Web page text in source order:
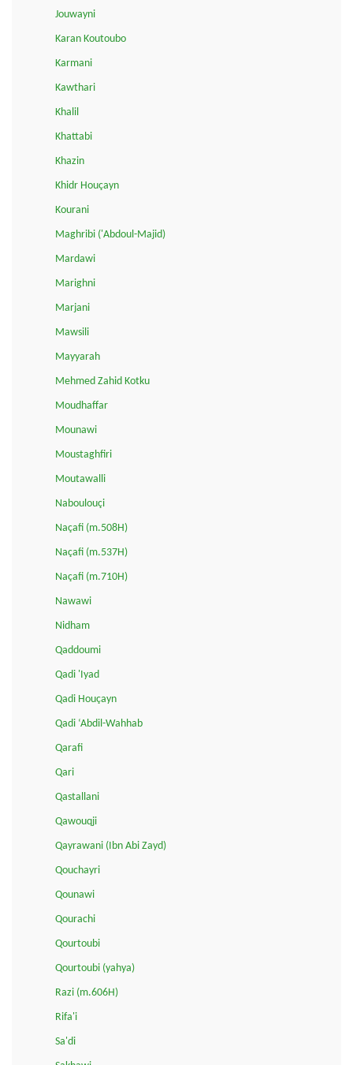
Jouwayni
Karan Koutoubo
Karmani
Kawthari
Khalil
Khattabi
Khazin
Khidr Houçayn
Kourani
Maghribi ('Abdoul-Majid)
Mardawi
Marighni
Marjani
Mawsili
Mayyarah
Mehmed Zahid Kotku
Moudhaffar
Mounawi
Moustaghfiri
Moutawalli
Naboulouçi
Naçafi (m.508H)
Naçafi (m.537H)
Naçafi (m.710H)
Nawawi
Nidham
Qaddoumi
Qadi 'Iyad
Qadi Houçayn
Qadi ‘Abdil-Wahhab
Qarafi
Qari
Qastallani
Qawouqji
Qayrawani (Ibn Abi Zayd)
Qouchayri
Qounawi
Qourachi
Qourtoubi
Qourtoubi (yahya)
Razi (m.606H)
Rifa'i
Sa'di